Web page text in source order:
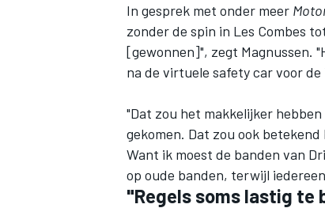
In gesprek met onder meer
zonder de spin in Les Combes
[gewonnen]", zegt Magnussen.
na de virtuele safety car voor de
"Dat zou het makkelijker
gekomen. Dat zou ook
Want ik moest de banden van
op oude banden, terwijl
"Regels soms lastig te